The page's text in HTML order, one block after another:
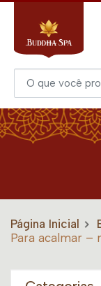
Página Inicial
Para acalmar –